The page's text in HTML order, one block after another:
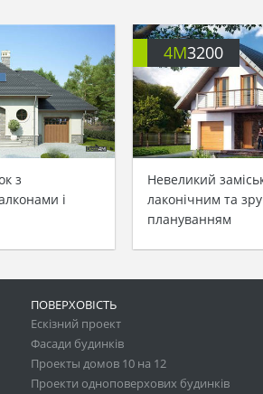
з
і
4M3200
Невеликий
лаконічним та
плануванням
ПОВЕРХОВІСТЬ
Ескізний проект
Фасади будинків
Проекты домов 10 на 12
Проекти одноповерхових будинків